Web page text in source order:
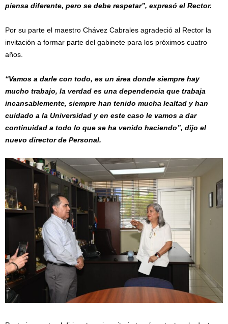
piensa diferente, pero se debe respetar”, expresó el Rector.
Por su parte el maestro Chávez Cabrales agradeció al Rector la
invitación a formar parte del gabinete para los próximos cuatro
años.
“Vamos a darle con todo, es un área donde siempre hay
mucho trabajo, la verdad es una dependencia que trabaja
incansablemente, siempre han tenido mucha lealtad y han
cuidado a la Universidad y en este caso le vamos a dar
continuidad a todo lo que se ha venido haciendo”, dijo el
nuevo director de Personal.